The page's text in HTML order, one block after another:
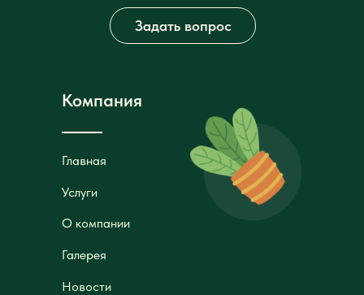
Задать вопрос
Новости
Новости
Галерея
Галерея
О компании
О компании
Услуги
Услуги
Главная
Главная
Компания